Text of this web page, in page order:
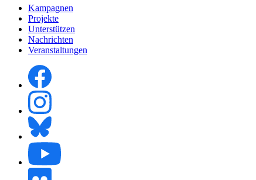
Kampagnen
Projekte
Unterstützen
Nachrichten
Veranstaltungen